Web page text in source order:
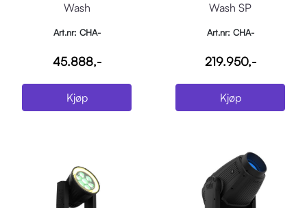
Wash
Art.nr: CHA-
45.888,-
Kjøp
Wash SP
Art.nr: CHA-
P
219.950,-
Kjøp